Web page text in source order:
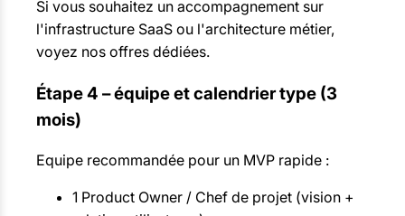
Si vous souhaitez un accompagnement sur
l'infrastructure SaaS ou l'architecture métier,
voyez nos offres dédiées.
Étape 4 – équipe et calendrier type (3
mois)
Equipe recommandée pour un MVP rapide :
1 Product Owner / Chef de projet (vision +